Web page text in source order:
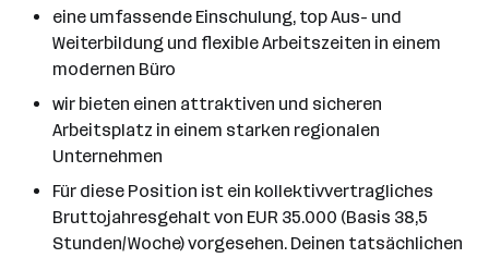
eine umfassende Einschulung, top Aus- und
Weiterbildung und flexible Arbeitszeiten in einem
modernen Büro
wir bieten einen attraktiven und sicheren
Arbeitsplatz in einem starken regionalen
Unternehmen
Für diese Position ist ein kollektivvertragliches
Bruttojahresgehalt von EUR 35.000 (Basis 38,5
Stunden/Woche) vorgesehen. Deinen tatsächlichen